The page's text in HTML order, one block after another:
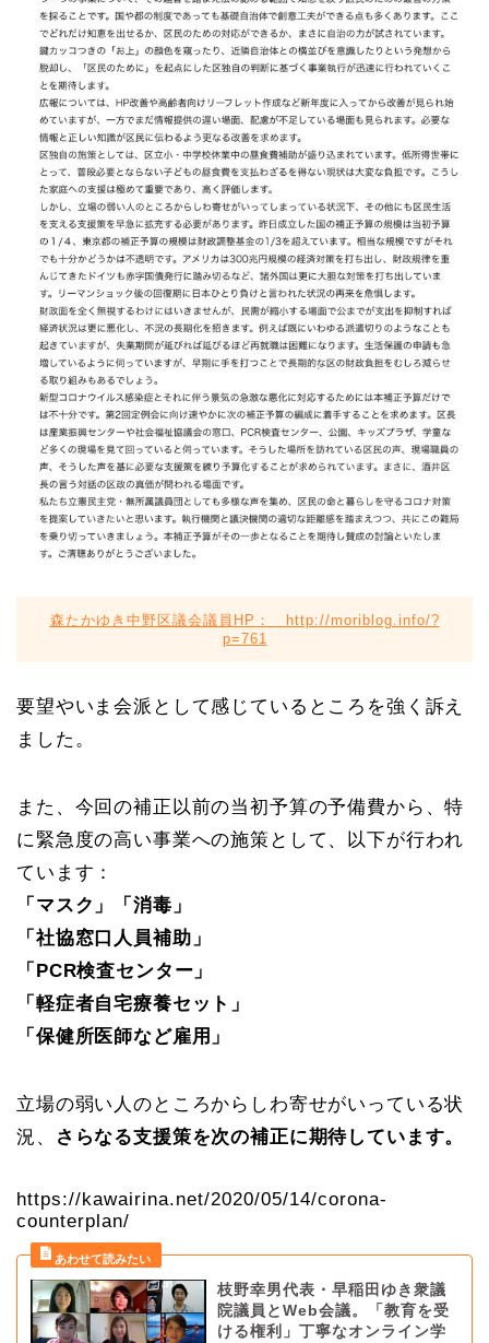
森たかゆき中野区議会議員HP： http://moriblog.info/?
p=761
要望やいま会派として感じているところを強く訴え
ました。
また、今回の補正以前の当初予算の予備費から、特
に緊急度の高い事業への施策として、以下が行われ
ています：
「マスク」「消毒」
「社協窓口人員補助」
「PCR検査センター」
「軽症者自宅療養セット」
「保健所医師など雇用」
立場の弱い人のところからしわ寄せがいっている状
況、
さらなる支援策を次の補正に期待しています。
https://kawairina.net/2020/05/14/corona-
counterplan/
枝野幸男代表・早稲田ゆき衆議
院議員とWeb会議。「教育を受
ける権利」丁寧なオンライン学